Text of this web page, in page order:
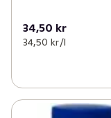
34,50 kr
34,50 kr /l